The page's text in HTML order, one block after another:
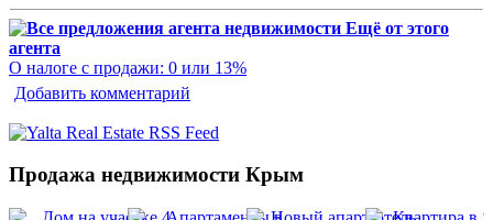
Ещё от этого
агента
О налоге с продажи: 0 или 13%
Добавить комментарий
Продажа недвижимости Крым